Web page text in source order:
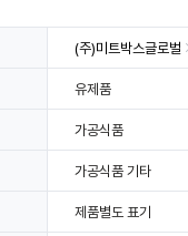
(주)미트박스글로벌
유제품
가공식품
가공식품 기타
제품별도 표기